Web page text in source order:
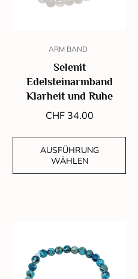
ARM BAND
Selenit
Edelsteinarmband
Klarheit und Ruhe
CHF34.00
AUSFÜHRUNG
WÄHLEN